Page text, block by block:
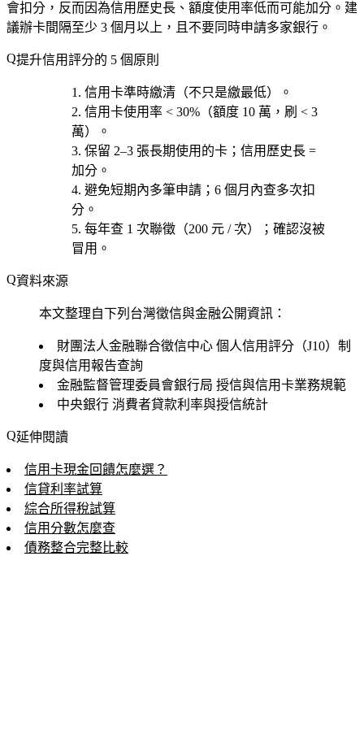
會扣分，反而因為信用歷史長、額度使用率低而可能加分。建
議辦卡間隔至少 3 個月以上，且不要同時申請多家銀行。
提升信用評分的 5 個原則
信用卡準時繳清 （不只是繳最低）。
信用卡使用率 < 30% （額度 10 萬，刷 < 3
萬）。
保留 2–3 張長期使用的卡 ；信用歷史長 =
加分。
避免短期內多筆申請 ；6 個月內查多次扣
分。
每年查 1 次聯徵 （200 元 / 次）；確認沒被
冒用。
資料來源
本文整理自下列台灣徵信與金融公開資訊：
財團法人金融聯合徵信中心 個人信用評分（J10）制
度與信用報告查詢
金融監督管理委員會銀行局 授信與信用卡業務規範
中央銀行 消費者貸款利率與授信統計
延伸閱讀
信用卡現金回饋怎麼選？
信貸利率試算
綜合所得稅試算
信用分數怎麼查
債務整合完整比較